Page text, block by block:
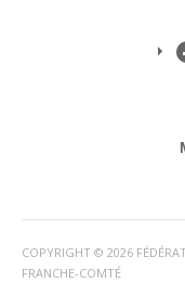
COPYRIGHT © 2026
FRANCHE-COMTÉ